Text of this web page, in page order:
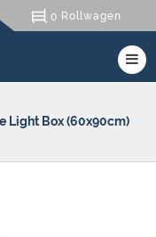
0 Rollwagen
Light Box (60x90cm)